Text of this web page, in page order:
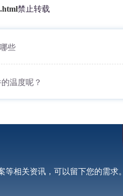
禁止转载
些
温度呢？
相关资讯，可以留下您的需求。